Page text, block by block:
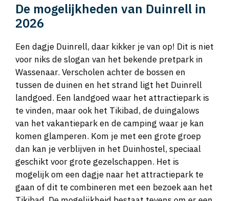
De mogelijkheden van Duinrell in
2026
Een dagje Duinrell, daar kikker je van op! Dit is niet
voor niks de slogan van het bekende pretpark in
Wassenaar. Verscholen achter de bossen en
tussen de duinen en het strand ligt het Duinrell
landgoed. Een landgoed waar het attractiepark is
te vinden, maar ook het Tikibad, de duingalows
van het vakantiepark en de camping waar je kan
komen glamperen. Kom je met een grote groep
dan kan je verblijven in het Duinhostel, speciaal
geschikt voor grote gezelschappen. Het is
mogelijk om een dagje naar het attractiepark te
gaan of dit te combineren met een bezoek aan het